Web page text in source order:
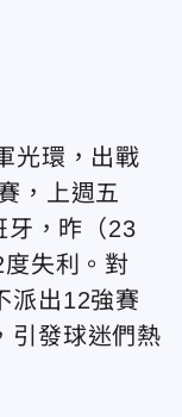
光環，出戰
，上週五
牙，昨（23
失利。對
派出12強賽
引發球迷們熱